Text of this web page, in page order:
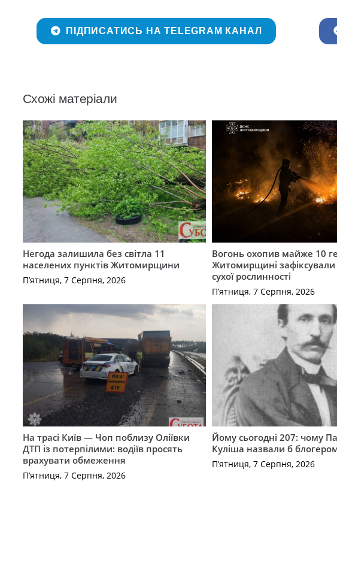
ПІДПИСАТИСЬ НА TELEGRAM КАНАЛ
Схожі матеріали
Негода залишила без світла 11
населених пунктів Житомирщини
П’ятниця, 7 Серпня, 2026
Вогонь охопив майже 10
Житомирщині
сухої рослинності
П’ятниця, 7 Серпня, 2026
На трасі Київ — Чоп поблизу Оліївки
ДТП із потерпілими: водіїв просять
врахувати обмеження
П’ятниця, 7 Серпня, 2026
Йому сьогодні 207: чому
Куліша назвали б блогером
П’ятниця, 7 Серпня, 2026